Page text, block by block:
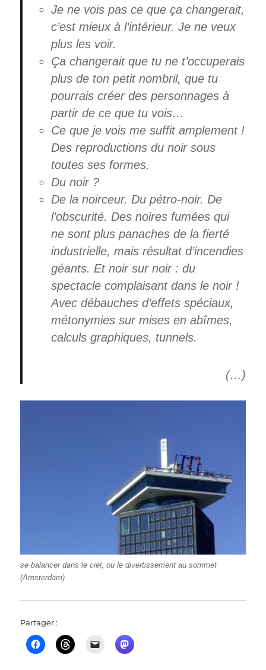
Je ne vois pas ce que ça changerait,
c’est mieux à l’intérieur. Je ne veux
plus les voir.
Ça changerait que tu ne t’occuperais
plus de ton petit nombril, que tu
pourrais créer des personnages à
partir de ce que tu vois…
Ce que je vois me suffit amplement !
Des reproductions du noir sous
toutes ses formes.
Du noir ?
De la noirceur. Du pétro-noir. De
l’obscurité. Des noires fumées qui
ne sont plus panaches de la fierté
industrielle, mais résultat d’incendies
géants. Et noir sur noir : du
spectacle complaisant dans le noir !
Avec débauches d’effets spéciaux,
métonymies sur mises en abîmes,
calculs graphiques, tunnels.
(…)
se balancer dans le ciel, ou le divertissement au sommet
(Amsterdam)
Partager :